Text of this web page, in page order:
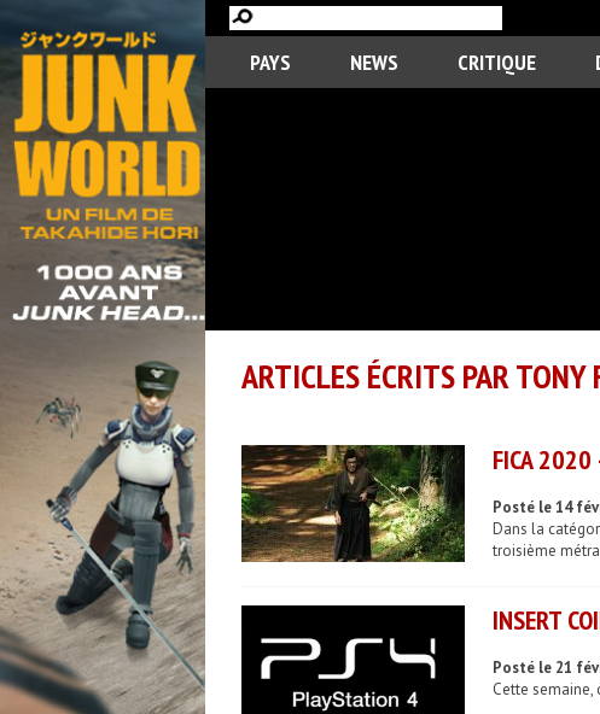
PAYS NEWS CRITIQUE
ARTICLES ÉCRITS PAR TONY
FICA 2020
Posté le 14
Dans la
troisième
INSERT
Posté le 21
Cette semaine,